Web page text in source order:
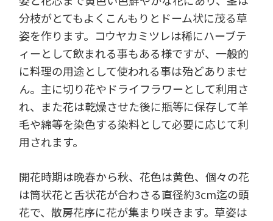
分枝がとてもよくこんもりとドーム状に茂る草
姿を作ります。コウヤカミツレは稀にハーブテ
ィーとして飲まれる事もある様ですが、一般的
に料理の用途として使われる事は殆どありませ
ん。主に切り花やドライフラワーとして利用さ
れ、また花は乾燥させた後に瓶等に保存して羊
毛や綿等を染色する染料として必要に応じて利
用されます。
開花時期は晩春から秋、花色は黄色、個々の花
は筒状花と舌状花が合わさる直径約3cm迄の頭
花で、散房花序に花が集まり咲きます。草姿は